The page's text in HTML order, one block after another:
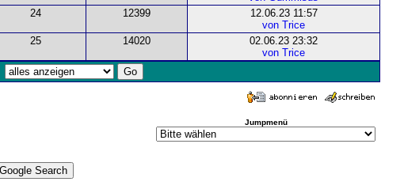
24 12399
12.06.23 11:57
von Trice
25 14020
02.06.23 23:32
von Trice
Jumpmenü